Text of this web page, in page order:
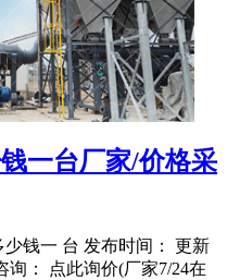
一台厂家/价格采
钱一 台 发布时间： 更新
： 点此询价(厂家7/24在